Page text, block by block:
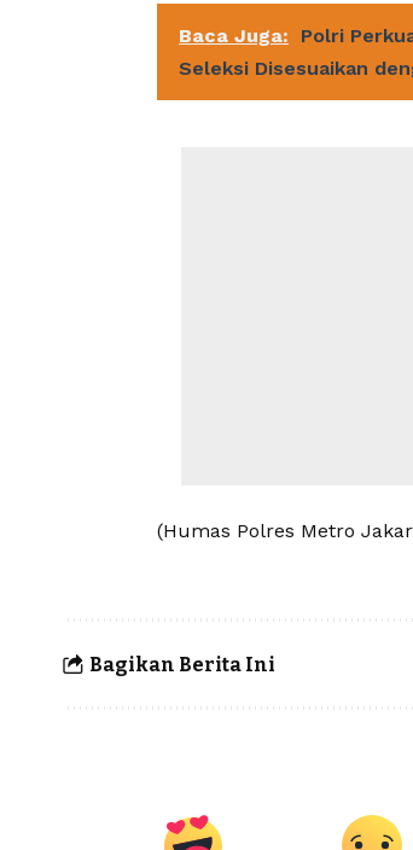
Baca Juga:
Polri
Seleksi Disesuaikan
(Humas Polres Metro
Bagikan Berita Ini